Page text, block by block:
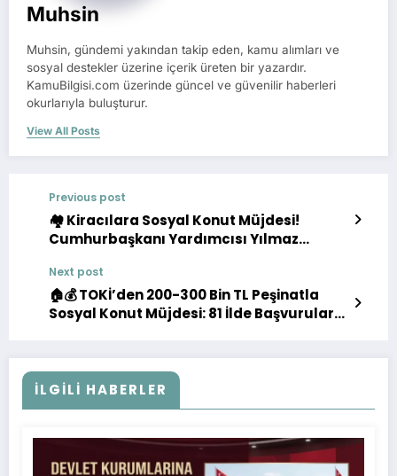
Muhsin
Muhsin, gündemi yakından takip eden, kamu alımları ve
sosyal destekler üzerine içerik üreten bir yazardır.
KamuBilgisi.com üzerinde güncel ve güvenilir haberleri
okurlarıyla buluşturur.
View All Posts
Previous post
🏘️ Kiracılara Sosyal Konut Müjdesi!
Cumhurbaşkanı Yardımcısı Yılmaz
Next post
🏠💰 TOKİ’den 200-300 Bin TL Peşinatla
Sosyal Konut Müjdesi: 81 İlde Başvurular
İLGILI HABERLER